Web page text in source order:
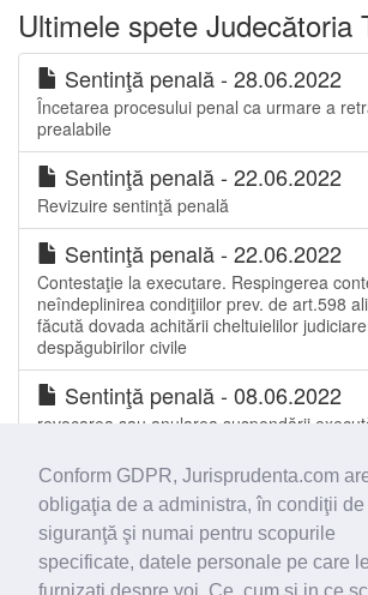
Conform GDPR, Jurisprudenta.com
obligaţia de a administra, în condiţii de
siguranţă şi numai pentru scopurile
specificate, datele personale pe care le
Ultimele spete Judecătoria
Sentinţă penală - 28.06.2022
Încetarea procesului penal ca urmare a
prealabile
Sentinţă penală - 22.06.2022
Revizuire sentinţă penală
Sentinţă penală - 22.06.2022
Contestaţie la executare. Respingerea
neîndeplinirea condiţiilor prev. de art.598
făcută dovada achitării cheltuielilor
despăgubirilor civile
Sentinţă penală - 08.06.2022
revocarea sau anularea suspendării
Sentinţă penală - 07.06.2022
Reabilitare. Stabilirea competenţei de
reabilitare